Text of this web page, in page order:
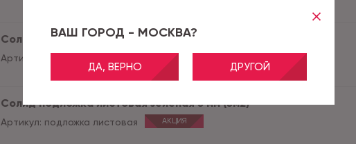
ВАШ ГОРОД - МОСКВА?
ДА, ВЕРНО ДРУГОЙ
Солид подложка гармошка оранжевая 3 мм (10,5 м2)
Артикул:
Солид подложка листовая зеленая 3 мм (5м2)
Артикул: подложка листовая АКЦИЯ